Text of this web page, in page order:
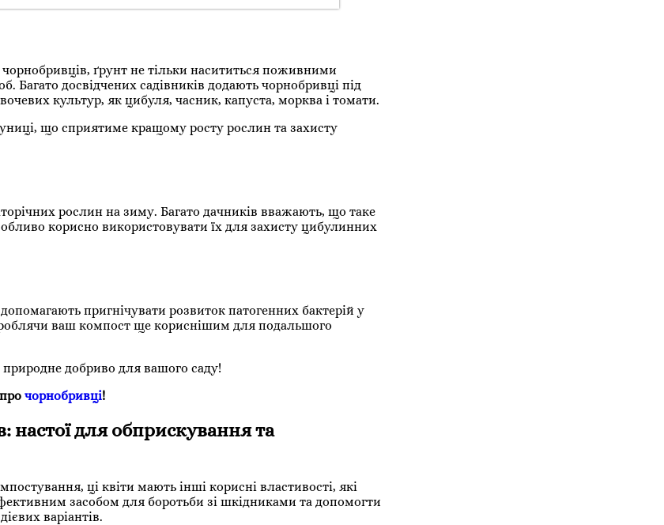
ґрунт не тільки насититься поживними
Багато досвідчених садівників додають чорнобривці під
культур, як цибуля, часник, капуста, морква і томати.
що сприятиме кращому росту рослин та захисту
рослин на зиму. Багато дачників вважають, що таке
корисно використовувати їх для захисту цибулинних
пригнічувати розвиток патогенних бактерій у
ваш компост ще кориснішим для подальшого
добриво для вашого саду!
чорнобривці!
настої для обприскування та
ці квіти мають інші корисні властивості, які
засобом для боротьби зі шкідниками та допомогти
варіантів.